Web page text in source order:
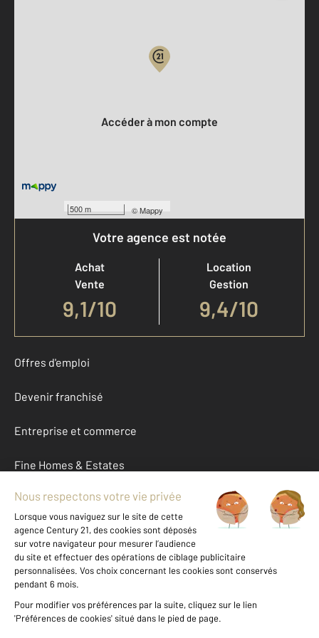
500 m ©Mappy
Accéder à mon compte
Votre agence est notée
Achat
Vente
9,1/10
Location
Gestion
9,4/10
Offres d'emploi
Devenir franchisé
Entreprise et commerce
Fine Homes & Estates
À propos
International
Nous contacter